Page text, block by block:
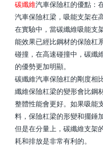
碳纖維汽車保險杠的優點：
汽車保險杠梁，吸能支架在
在實驗中，當碳纖維吸能支
能效果已經比鋼材的保險杠
碰撞，在高速碰撞中，碳纖
的優勢更加明顯。
碳纖維汽車保險杠的剛度相
纖維保險杠梁的變形會比鋼
整體性能會更好。如果吸能
料，保險杠梁的形變和擺錘
但是在分量上，碳纖維支架
耗和排放是非常有利的。